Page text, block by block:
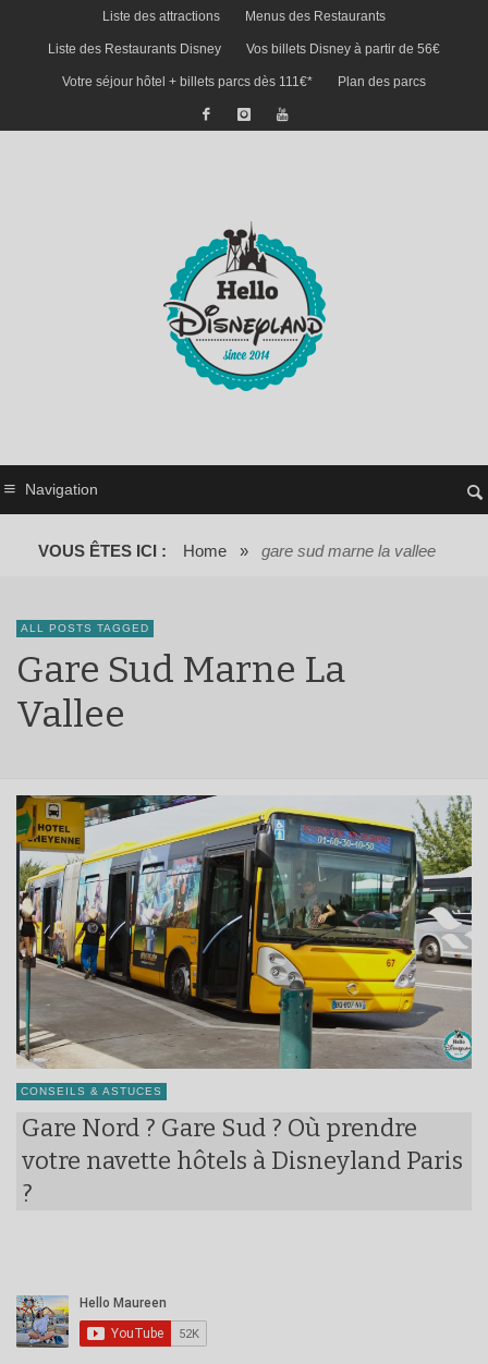
Liste des attractions Menus des Restaurants
Liste des Restaurants Disney Vos billets Disney à partir de 56€
Votre séjour hôtel + billets parcs dès 111€* Plan des parcs
Navigation
VOUS ÊTES ICI : Home » gare sud marne la vallee
ALL POSTS TAGGED
Gare Sud Marne La
Vallee
CONSEILS & ASTUCES
Gare Nord ? Gare Sud ? Où prendre
votre navette hôtels à Disneyland Paris
?